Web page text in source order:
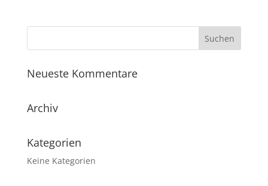
Neueste Kommentare
Archiv
Kategorien
Keine Kategorien